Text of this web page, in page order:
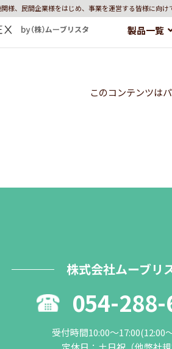
様、民間企業様をはじめ、事業を運営する皆様に向
製品一覧
このコンテンツは
株式会社ムーブリ
054-288-
受付時間10:00～17:00(12:00